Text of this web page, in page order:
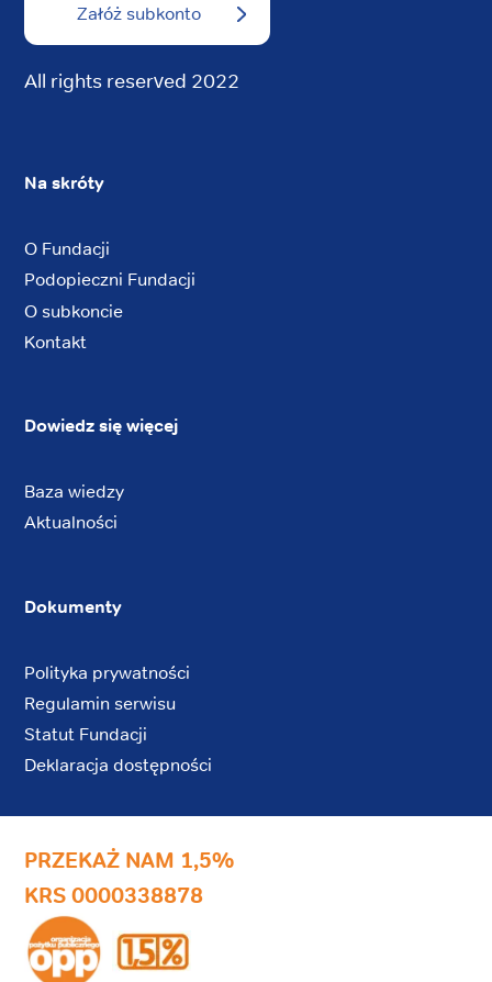
Załóż subkonto
All rights reserved 2022
Na skróty
O Fundacji
Podopieczni Fundacji
O subkoncie
Kontakt
Dowiedz się więcej
Baza wiedzy
Aktualności
Dokumenty
Polityka prywatności
Regulamin serwisu
Statut Fundacji
Deklaracja dostępności
PRZEKAŻ NAM 1,5%
KRS 0000338878